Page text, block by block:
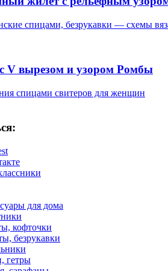
спицами, безрукавки — схемы
V вырезом и узором Ромбы
спицами свитеров для женщин
для дома
кофточки
безрукавки
гетры